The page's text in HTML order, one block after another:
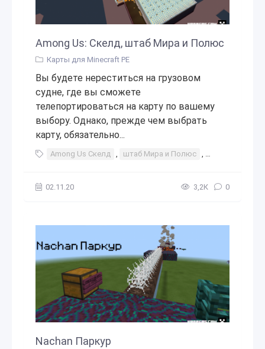
Among Us: Скелд, штаб Мира и Полюс
Карты для Minecraft PE
Вы будете нереститься на грузовом
судне, где вы сможете
телепортироваться на карту по вашему
выбору. Однако, прежде чем выбрать
карту, обязательно...
Among Us Скелд , штаб Мира и Полюс , Among Us
02.11.20 3,2К 0
Nachan Паркур